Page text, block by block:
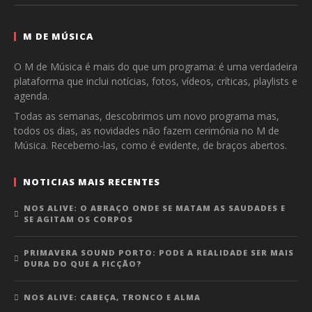
M DE MÚSICA
O M de Música é mais do que um programa: é uma verdadeira
plataforma que inclui notícias, fotos, vídeos, críticas, playlists e
agenda.
Todas as semanas, descobrimos um novo programa mas,
todos os dias, as novidades não fazem cerimónia no M de
Música. Recebemo-las, como é evidente, de braços abertos.
NOTICIAS MAIS RECENTES
NOS ALIVE: O ABRAÇO ONDE SE MATAM AS SAUDADES E
SE AGITAM OS CORPOS
PRIMAVERA SOUND PORTO: PODE A REALIDADE SER MAIS
DURA DO QUE A FICÇÃO?
NOS ALIVE: CABEÇA, TRONCO E ALMA